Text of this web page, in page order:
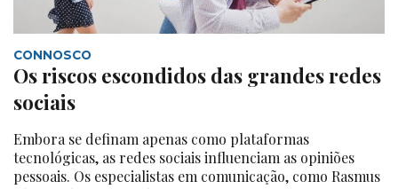
CONNOSCO
Os riscos escondidos das grandes redes
sociais
Embora se definam apenas como plataformas
tecnológicas, as redes sociais influenciam as opiniões
pessoais. Os especialistas em comunicação, como Rasmus